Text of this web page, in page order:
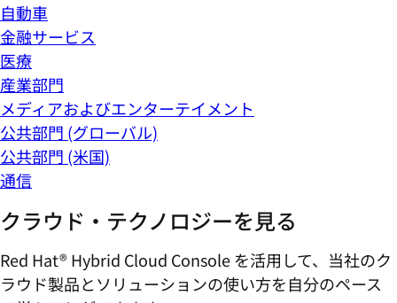
自動車
金融サービス
医療
産業部門
メディアおよびエンターテイメント
公共部門 (グローバル)
公共部門 (米国)
通信
クラウド・テクノロジーを見る
Red Hat® Hybrid Cloud Console を活用して、当社のク
ラウド製品とソリューションの使い方を自分のペース